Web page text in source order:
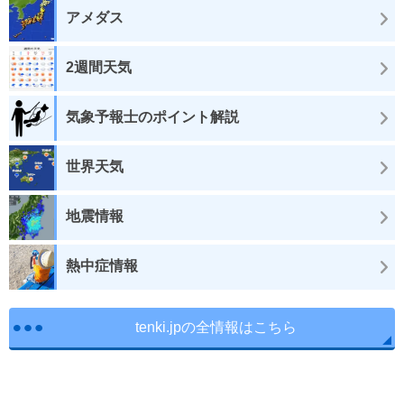
アメダス
2週間天気
気象予報士のポイント解説
世界天気
地震情報
熱中症情報
tenki.jpの全情報はこちら